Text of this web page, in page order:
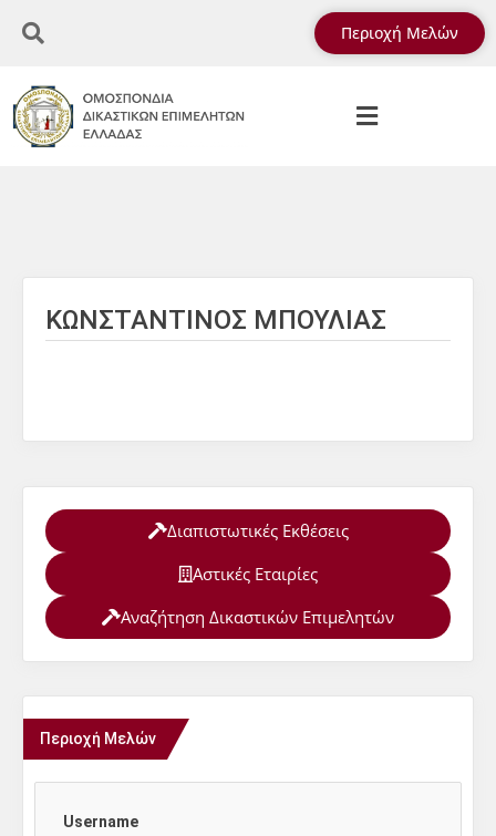
Περιοχή Μελών
ΚΩΝΣΤΑΝΤΙΝΟΣ ΜΠΟΥΛΙΑΣ
Διαπιστωτικές Εκθέσεις
Αστικές Εταιρίες
Αναζήτηση Δικαστικών Επιμελητών
Περιοχή Μελών
Username